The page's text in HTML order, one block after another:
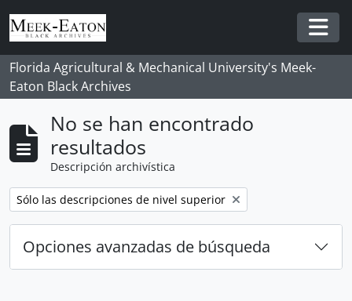
Skip to main content
Florida Agricultural & Mechanical University's Meek-
Eaton Black Archives
No se han encontrado
resultados
Descripción archivística
Remove filter:
Sólo las descripciones de nivel superior
Opciones avanzadas de búsqueda